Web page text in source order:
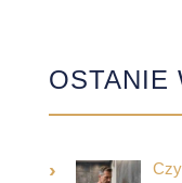
OSTANIE